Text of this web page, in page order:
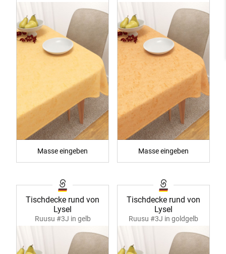
40058
Masse eingeben
40058
Masse eingeben
Tischdecke rund von
Lysel
Ruusu #3J in gelb
40059
Tischdecke rund von
Lysel
Ruusu #3J in goldgelb
40059